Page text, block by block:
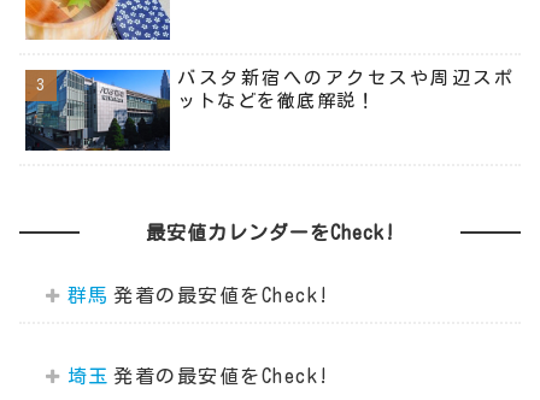
バスタ新宿へのアクセスや周辺スポ
ットなどを徹底解説！
最安値カレンダーをCheck!
群馬
埼玉